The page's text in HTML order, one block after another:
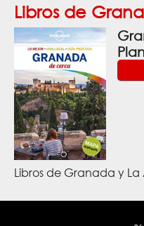
Libros de
Libros de Granada y